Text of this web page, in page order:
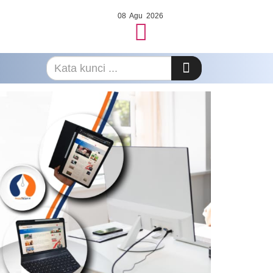
08 Agu 2026